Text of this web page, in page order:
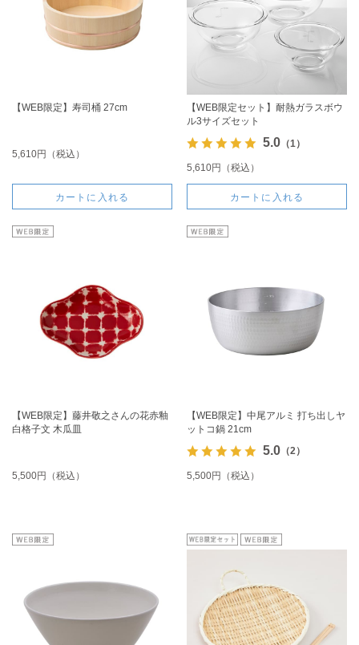
【WEB限定】寿司桶 27cm
5,610円（税込）
カートに入れる
【WEB限定セット】耐熱ガラスボウ
ル3サイズセット
5.0（1）
5,610円（税込）
カートに入れる
【WEB限定】藤井敬之さんの花赤釉
白格子文 木瓜皿
5,500円（税込）
【WEB限定】中尾アルミ 打ち出しヤ
ットコ鍋 21cm
5.0（2）
5,500円（税込）